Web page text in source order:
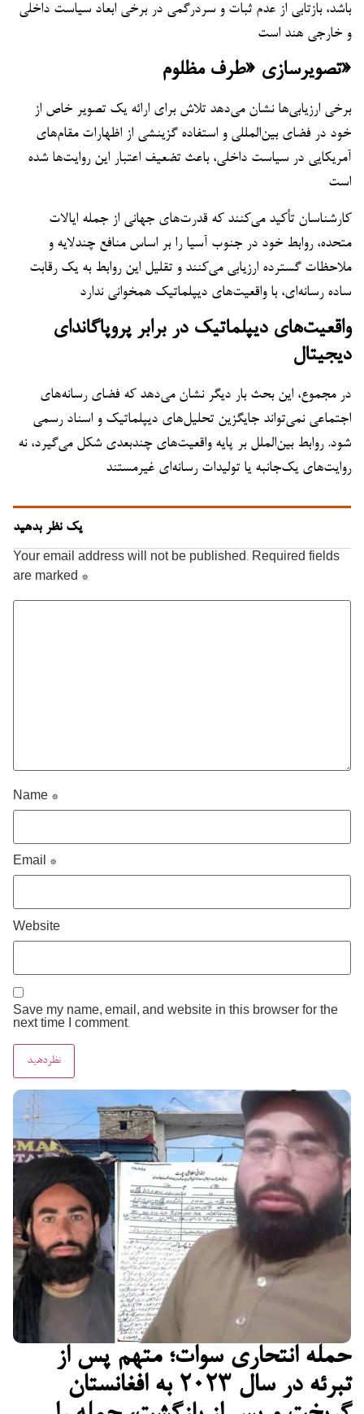
حمله انتحاری سوات؛ متهم پس از
تبرئه در سال ۲۰۲۳ به افغانستان
باشد، بازتابی از عدم ثبات و سردرگمی در برخی ابعاد سیاست داخلی
و خارجی هند است
تصویرسازی «طرف مظلوم»
برخی ارزیابی‌ها نشان می‌دهد تلاش برای ارائه یک تصویر خاص از
خود در فضای بین‌المللی و استفاده گزینشی از اظهارات مقام‌های
آمریکایی در سیاست داخلی، باعث تضعیف اعتبار این روایت‌ها شده
است
کارشناسان تأکید می‌کنند که قدرت‌های جهانی از جمله ایالات
متحده، روابط خود در جنوب آسیا را بر اساس منافع چندلایه و
ملاحظات گسترده ارزیابی می‌کنند و تقلیل این روابط به یک رقابت
ساده رسانه‌ای، با واقعیت‌های دیپلماتیک همخوانی ندارد
واقعیت‌های دیپلماتیک در برابر پروپاگاندای
دیجیتال
در مجموع، این بحث بار دیگر نشان می‌دهد که فضای رسانه‌های
اجتماعی نمی‌تواند جایگزین تحلیل‌های دیپلماتیک و اسناد رسمی
شود. روابط بین‌الملل بر پایه واقعیت‌های چندبعدی شکل می‌گیرد، نه
روایت‌های یک‌جانبه یا تولیدات رسانه‌ای غیرمستند
یک نظر بدهید
Your email address will not be published. Required fields
are marked *
Name *
Email *
Website
Save my name, email, and website in this browser for the
next time I comment.